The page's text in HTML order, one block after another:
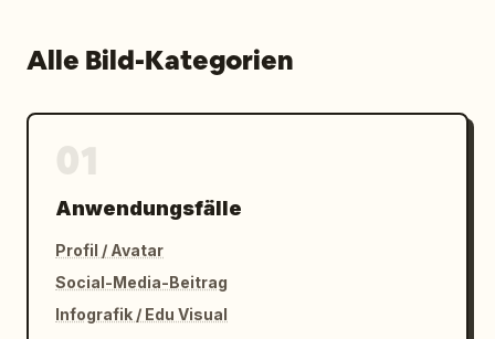
Alle Bild-Kategorien
Anwendungsfälle
Profil / Avatar
Social-Media-Beitrag
Infografik / Edu Visual